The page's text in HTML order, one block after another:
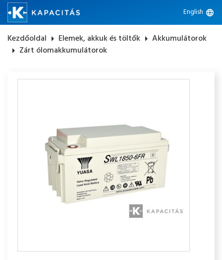
English language
Kezdőoldal arrow_right Elemek, akkuk és töltők arrow_right Akkumulátorok
arrow_right Zárt ólomakkumulátorok